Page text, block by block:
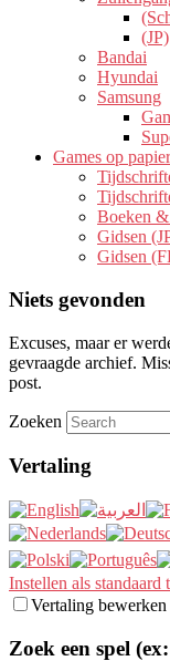
(JP)
Bandai
Hyundai
Samsung
Games op papier
Boeken
Gidsen
Gidsen
Niets gevonden
Excuses, maar er
gevraagde archief.
post.
Zoeken
Vertaling
Instellen als standaard
Vertaling bewerken
Zoek een spel